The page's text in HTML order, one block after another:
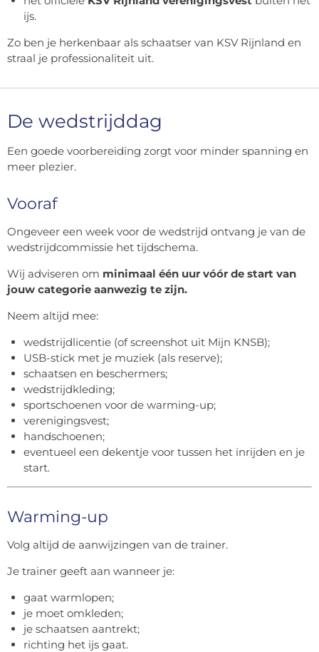
ijs.
Zo ben je herkenbaar als schaatser van KSV Rijnland en
straal je professionaliteit uit.
De wedstrijddag
Een goede voorbereiding zorgt voor minder spanning en
meer plezier.
Vooraf
Ongeveer een week voor de wedstrijd ontvang je van de
wedstrijdcommissie het tijdschema.
Wij adviseren om minimaal één uur vóór de start van
jouw categorie aanwezig te zijn.
Neem altijd mee:
wedstrijdlicentie (of screenshot uit Mijn KNSB);
USB-stick met je muziek (als reserve);
schaatsen en beschermers;
wedstrijdkleding;
sportschoenen voor de warming-up;
verenigingsvest;
handschoenen;
eventueel een dekentje voor tussen het inrijden en je
start.
Warming-up
Volg altijd de aanwijzingen van de trainer.
Je trainer geeft aan wanneer je:
gaat warmlopen;
je moet omkleden;
je schaatsen aantrekt;
richting het ijs gaat.